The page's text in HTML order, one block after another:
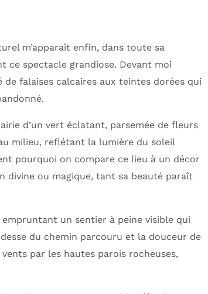
m’apparaît enfin, dans toute sa
ce spectacle grandiose. Devant moi
falaises calcaires aux teintes dorées qui
d’un vert éclatant, parsemée de fleurs
milieu, reflétant la lumière du soleil
pourquoi on compare ce lieu à un décor
divine ou magique, tant sa beauté paraît
un sentier à peine visible qui
du chemin parcouru et la douceur de
par les hautes parois rocheuses,